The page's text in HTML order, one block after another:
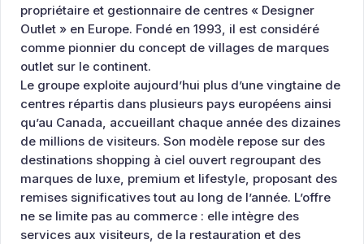
propriétaire et gestionnaire de centres « Designer
Outlet » en Europe. Fondé en 1993, il est considéré
comme pionnier du concept de villages de marques
outlet sur le continent.
Le groupe exploite aujourd’hui plus d’une vingtaine de
centres répartis dans plusieurs pays européens ainsi
qu’au Canada, accueillant chaque année des dizaines
de millions de visiteurs. Son modèle repose sur des
destinations shopping à ciel ouvert regroupant des
marques de luxe, premium et lifestyle, proposant des
remises significatives tout au long de l’année. L’offre
ne se limite pas au commerce : elle intègre des
services aux visiteurs, de la restauration et des